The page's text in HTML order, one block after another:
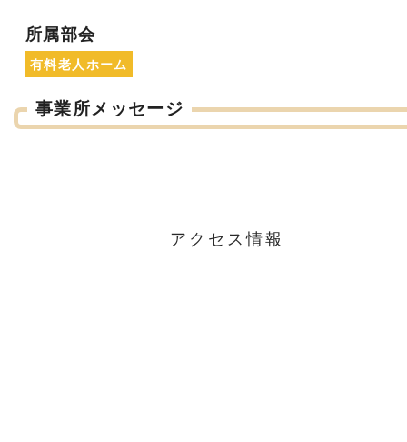
所属部会
有料老人ホーム
事業所メッセージ
アクセス情報